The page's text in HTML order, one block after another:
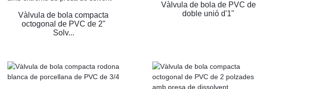
Vàlvula de bola compacta
octogonal de PVC de 2"
Solv...
Vàlvula de bola de PVC de
doble unió d'1"